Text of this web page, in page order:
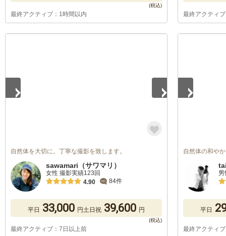
最終アクティブ：1時間以内 最終アクティ
自然体を大切に。丁寧な撮影を致します。
sawamari（サワマリ）
女性 撮影実績123回
4.90
84件
平日 33,000 円土日祝 39,600 円
最終アクティブ：7日以上前
自然体の和や
平日
最終アクティ